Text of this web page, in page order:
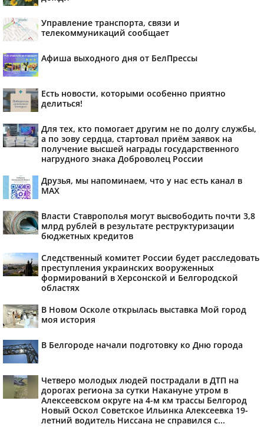
Управление транспорта, связи и
телекоммуникаций сообщает
Афиша выходного дня от БелПрессы
Есть новости, которыми особенно приятно
делиться!
Для тех, кто помогает другим не по долгу службы,
а по зову сердца, стартовал приём заявок на
получение высшей награды государственного
нагрудного знака Доброволец России
Друзья, мы напоминаем, что у нас есть канал в
МАХ
Власти Ставрополья могут высвободить почти 3,8
млрд рублей в результате реструктуризации
бюджетных кредитов
Следственный комитет России будет расследовать
преступления украинских вооруженных
формирований в Херсонской и Белгородской
областях
В Новом Осколе открылась выставка Мой город
моя история
В Белгороде начали подготовку ко Дню города
Четверо молодых людей пострадали в ДТП на
дорогах региона за сутки Накануне утром в
Алексеевском округе на 4-м км трассы Белгород
Новый Оскол Советское Ильинка Алексеевка 19-
летний водитель Ниссана не справился с...